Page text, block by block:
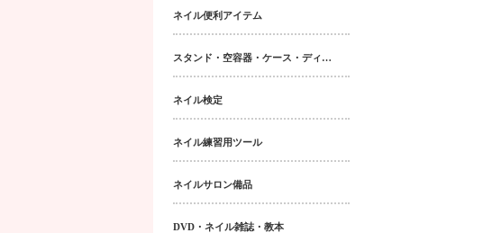
ネイル便利アイテム
スタンド・空容器・ケース・ディスペンサー類
ネイル検定
ネイル練習用ツール
ネイルサロン備品
DVD・ネイル雑誌・教本